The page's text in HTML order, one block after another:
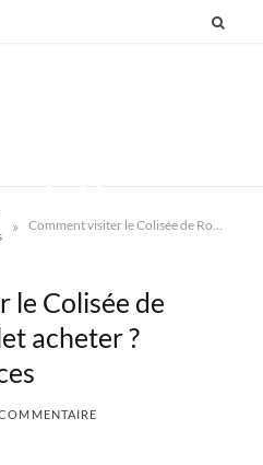
» Comment visiter le Colisée de Rome ? Quel billet acheter ? Horaire et Astuces
le Colisée de
acheter ?